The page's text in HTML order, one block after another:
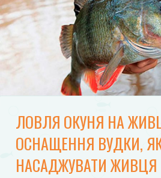
ЛОВЛЯ ОКУНЯ НА
ОСНАЩЕННЯ ВУДКИ,
НАСАДЖУВАТИ ЖИВЦЯ